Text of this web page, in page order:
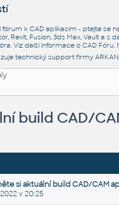
fórum k CAD aplikacím - ptejte se
Revit, Fusion, 3ds Max, Vault a
Viz další informace o CAD Fóru.
technický support firmy
build CAD/
si aktuální build CAD/CAM
v 20:25